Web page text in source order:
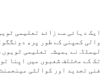
ایک دہائی سے زائد تعلیمی
والی کمپنی کے طور پر،
لیمٹڈ. نے ہمیشہ تعلیمی
تک کے مختلف شعبوں میں اپنا
فنی تجدید اور کوالٹی